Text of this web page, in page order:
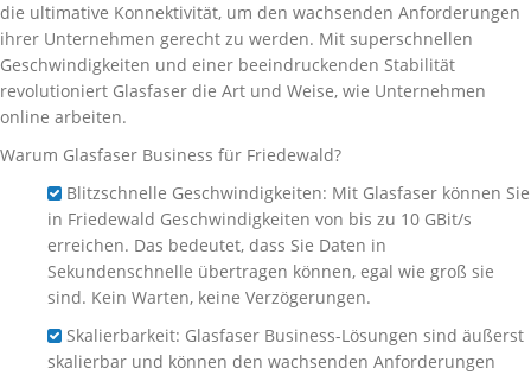
die ultimative Konnektivität, um den wachsenden Anforderungen
ihrer Unternehmen gerecht zu werden. Mit superschnellen
Geschwindigkeiten und einer beeindruckenden Stabilität
revolutioniert Glasfaser die Art und Weise, wie Unternehmen
online arbeiten.
Warum Glasfaser Business für Friedewald?
Blitzschnelle Geschwindigkeiten: Mit Glasfaser können Sie
in Friedewald Geschwindigkeiten von bis zu 10 GBit/s
erreichen. Das bedeutet, dass Sie Daten in
Sekundenschnelle übertragen können, egal wie groß sie
sind. Kein Warten, keine Verzögerungen.
Skalierbarkeit: Glasfaser Business-Lösungen sind äußerst
skalierbar und können den wachsenden Anforderungen